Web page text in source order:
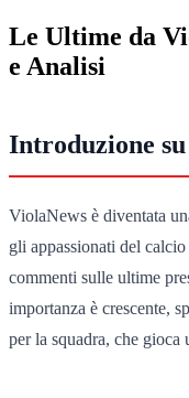
Le Ultime da
e Analisi
Introduzione
ViolaNews è diventata
gli appassionati del
commenti sulle ultime
importanza è crescente,
per la squadra, che